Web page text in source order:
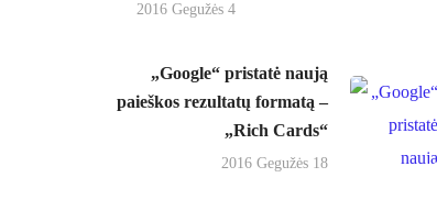
2016 Gegužės 4
„Google“ pristatė naują
paieškos rezultatų formatą –
„Rich Cards“
2016 Gegužės 18